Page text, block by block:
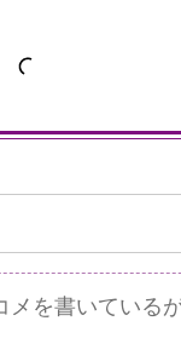
を書いている